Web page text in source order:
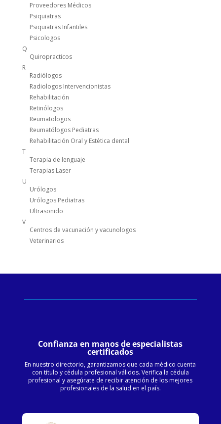
Proveedores Médicos
Psiquiatras
Psiquiatras Infantiles
Psicologos
Q
Quiropracticos
R
Radiólogos
Radiologos Intervencionistas
Rehabilitación
Retinólogos
Reumatologos
Reumatólogos Pediatras
Rehabilitación Oral y Estética dental
T
Terapia de lenguaje
Terapias Laser
U
Urólogos
Urólogos Pediatras
Ultrasonido
V
Centros de vacunación y vacunologos
Veterinarios
Confianza en manos de especialistas
certificados
En nuestro directorio, garantizamos que cada médico cuenta
con título y cédula profesional válidos. Verifica la cédula
profesional y asegúrate de recibir atención de los mejores
profesionales de la salud en el país.